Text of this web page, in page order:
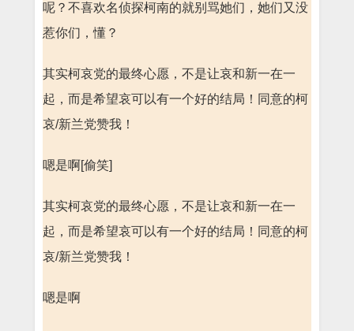
呢？不喜欢名侦探柯南的就别骂她们，她们又没
惹你们，懂？
其实柯哀党的最终心愿，不是让哀和新一在一
起，而是希望哀可以有一个好的结局！同意的柯
哀/新兰党赞我！
嗯是啊[偷笑]
其实柯哀党的最终心愿，不是让哀和新一在一
起，而是希望哀可以有一个好的结局！同意的柯
哀/新兰党赞我！
嗯是啊